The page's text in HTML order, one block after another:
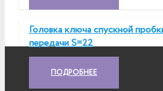
Головка ключа спускной
передачи S=22
Артикул: 5.61.324
ПОДРОБНЕЕ